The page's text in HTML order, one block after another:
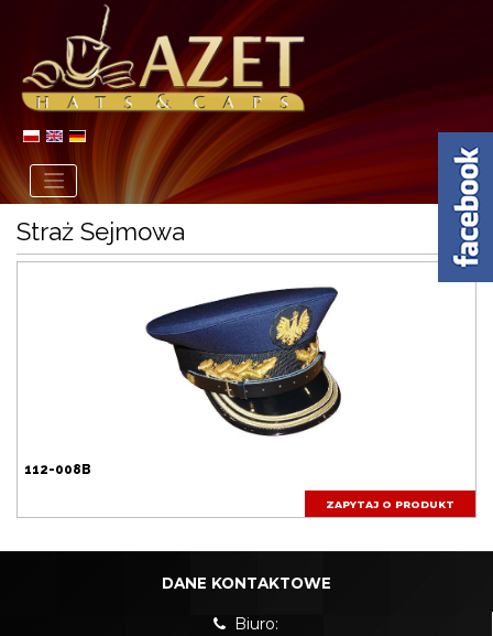
Straż Sejmowa
112-008B
ZAPYTAJ O PRODUKT
DANE KONTAKTOWE
Biuro: